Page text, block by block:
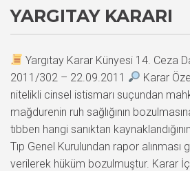
YARGITAY KARARI
Yargıtay Karar Künyesi 14. Ceza
2011/302 – 22.09.2011
Karar
nitelikli cinsel istismarı suçundan
mağdurenin ruh sağlığının
tıbben hangi sanıktan
Tıp Genel Kurulundan rapor alınması
verilerek hüküm bozulmuştur. Karar